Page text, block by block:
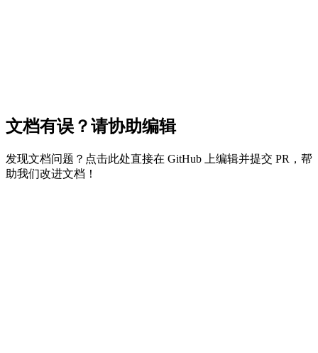
文档有误？请协助编辑
发现文档问题？点击此处直接在 GitHub 上编辑并提交 PR，帮
助我们改进文档！